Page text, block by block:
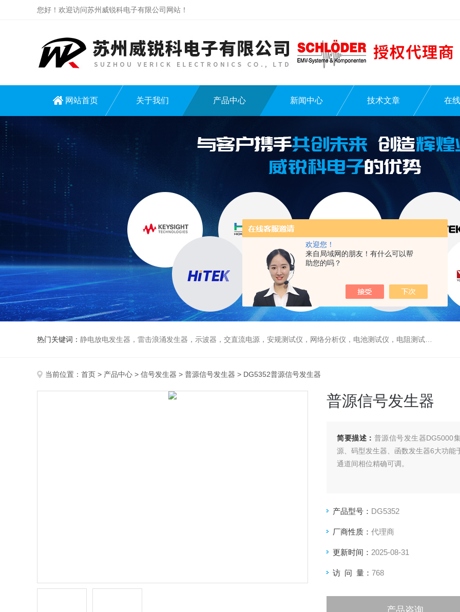
欢迎您！
来自局域网的朋友！有什么可以帮
助您的吗？
您好！欢迎访问苏州威锐科电子有限公司网站！
网站首页 关于我们 产品中心 新闻中心 技术文章 在
热门关键词： 静电放电发生器，雷击浪涌发生器，示波器，交直流电源，安规测试仪，网络分析仪，电池测试仪，电阻测试仪，数据采集仪
当前位置： 首页 > 产品中心 > 信号发生器 > 普源信号发生器 > DG5352普源信号发生器
普源信号发生器
简要描述： 普源信号发生器DG5000
源、码型发生器、函数发生器6大功能
通道间相位精确可调。
产品型号： DG5352
厂商性质： 代理商
更新时间： 2025-08-31
访 问 量： 768
产品咨询